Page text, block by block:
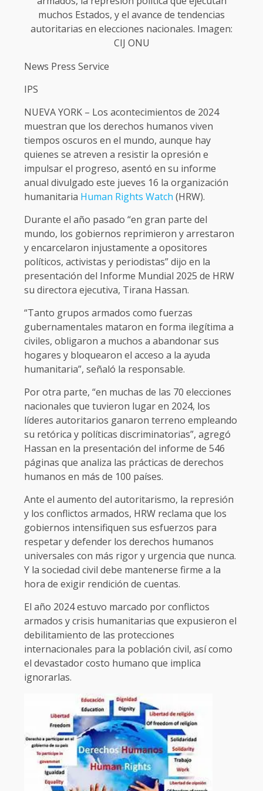
muchos Estados, y el avance de tendencias
autoritarias en elecciones nacionales. Imagen:
CIJ ONU
News Press Service
IPS
NUEVA YORK – Los acontecimientos de 2024
muestran que los derechos humanos viven
tiempos oscuros en el mundo, aunque hay
quienes se atreven a resistir la opresión e
impulsar el progreso, asentó en su informe
anual divulgado este jueves 16 la organización
humanitaria Human Rights Watch (HRW).
Durante el año pasado “en gran parte del
mundo, los gobiernos reprimieron y arrestaron
y encarcelaron injustamente a opositores
políticos, activistas y periodistas” dijo en la
presentación del Informe Mundial 2025 de HRW
su directora ejecutiva, Tirana Hassan.
“Tanto grupos armados como fuerzas
gubernamentales mataron en forma ilegítima a
civiles, obligaron a muchos a abandonar sus
hogares y bloquearon el acceso a la ayuda
humanitaria”, señaló la responsable.
Por otra parte, “en muchas de las 70 elecciones
nacionales que tuvieron lugar en 2024, los
líderes autoritarios ganaron terreno empleando
su retórica y políticas discriminatorias”, agregó
Hassan en la presentación del informe de 546
páginas que analiza las prácticas de derechos
humanos en más de 100 países.
Ante el aumento del autoritarismo, la represión
y los conflictos armados, HRW reclama que los
gobiernos intensifiquen sus esfuerzos para
respetar y defender los derechos humanos
universales con más rigor y urgencia que nunca.
Y la sociedad civil debe mantenerse firme a la
hora de exigir rendición de cuentas.
El año 2024 estuvo marcado por conflictos
armados y crisis humanitarias que expusieron el
debilitamiento de las protecciones
internacionales para la población civil, así como
el devastador costo humano que implica
ignorarlas.